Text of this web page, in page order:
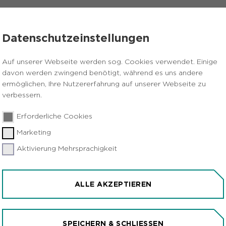
Datenschutzeinstellungen
Auf unserer Webseite werden sog. Cookies verwendet. Einige
davon werden zwingend benötigt, während es uns andere
ermöglichen, Ihre Nutzererfahrung auf unserer Webseite zu
verbessern.
Erforderliche Cookies
Marketing
Aktivierung Mehrsprachigkeit
ALLE AKZEPTIEREN
SPEICHERN & SCHLIESSEN
Station